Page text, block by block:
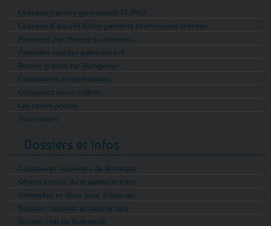
Cadeaux/paniers gourmands CE/PRO
Cadeaux d’accueil hébergements touristiques bretons
Paiement par chèque ou virement
Paiement mandat administratif
Retrait gratuit sur Guingamp
Evénements et cérémonies
Composez votre coffret
Les codes promo
Nos univers
Dossiers et infos
Cadeaux et souvenirs de Bretagne
Objets autour du drapeau breton
Ustensiles et déco pour crêperies
Dossier : caramel au beurre salé
Dossier : sel de Guérande